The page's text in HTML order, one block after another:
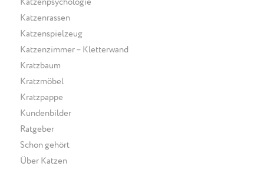
Katzenpsychologie
Katzenrassen
Katzenspielzeug
Katzenzimmer – Kletterwand
Kratzbaum
Kratzmöbel
Kratzpappe
Kundenbilder
Ratgeber
Schon gehört
Über Katzen